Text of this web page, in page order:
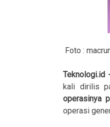
Foto :
Teknologi.id
kali dirilis
operasinya
operasi